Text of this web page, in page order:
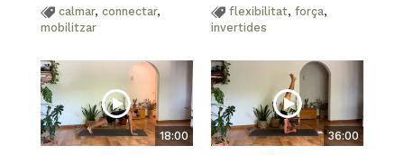
calmar, connectar,
mobilitzar
flexibilitat, força,
invertides
18:00 36:00